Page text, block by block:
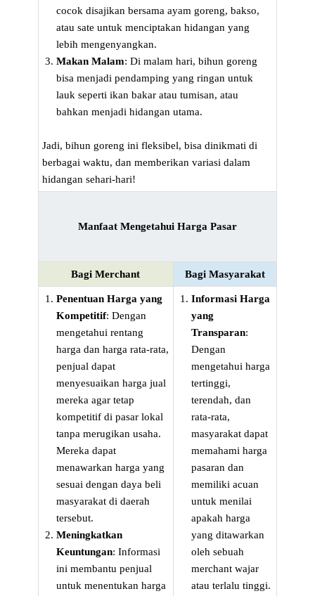
cocok disajikan bersama ayam goreng, bakso,
atau sate untuk menciptakan hidangan yang
lebih mengenyangkan.
Makan Malam: Di malam hari, bihun goreng
bisa menjadi pendamping yang ringan untuk
lauk seperti ikan bakar atau tumisan, atau
bahkan menjadi hidangan utama.
Jadi, bihun goreng ini fleksibel, bisa dinikmati di
berbagai waktu, dan memberikan variasi dalam
hidangan sehari-hari!
Manfaat Mengetahui Harga Pasar
Bagi Merchant Bagi Masyarakat
Penentuan Harga yang
Kompetitif: Dengan
mengetahui rentang
harga dan harga rata-rata,
penjual dapat
menyesuaikan harga jual
mereka agar tetap
kompetitif di pasar lokal
tanpa merugikan usaha.
Mereka dapat
menawarkan harga yang
sesuai dengan daya beli
masyarakat di daerah
tersebut.
Meningkatkan
Keuntungan: Informasi
ini membantu penjual
untuk menentukan harga
Informasi Harga
yang
Transparan:
Dengan
mengetahui harga
tertinggi,
terendah, dan
rata-rata,
masyarakat dapat
memahami harga
pasaran dan
memiliki acuan
untuk menilai
apakah harga
yang ditawarkan
oleh sebuah
merchant wajar
atau terlalu tinggi.